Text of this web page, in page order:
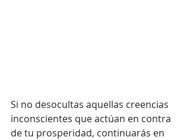
Si no desocultas aquellas creencias
inconscientes que actúan en contra
de tu prosperidad, continuarás en